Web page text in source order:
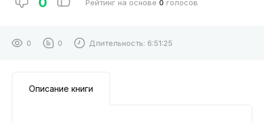
Рейтинг на основе 0 голосов
0 0 Длительность: 6:51:25
Описание книги